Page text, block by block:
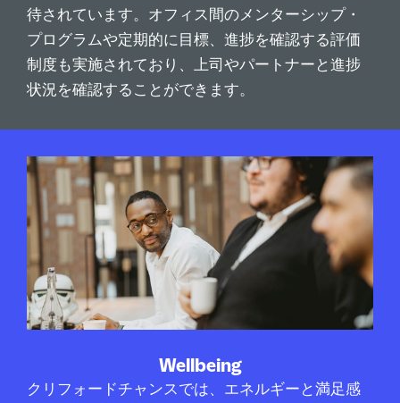
待されています。オフィス間のメンターシップ・
プログラムや定期的に目標、進捗を確認する評価
制度も実施されており、上司やパートナーと進捗
状況を確認することができます。
Wellbeing
クリフォードチャンスでは、エネルギーと満足感